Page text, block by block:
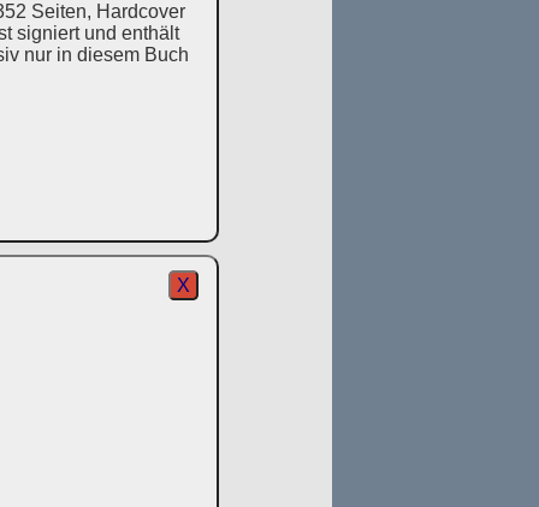
Seiten, Hardcover
signiert und enthält
nur in diesem Buch
X